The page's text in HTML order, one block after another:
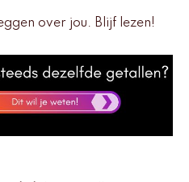
over jou. Blijf lezen!